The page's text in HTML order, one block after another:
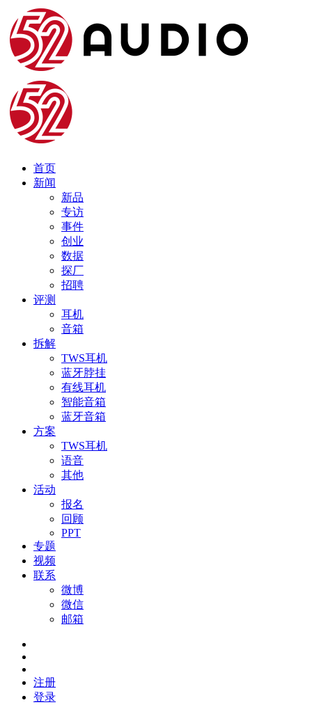
首页
新闻
新品
专访
事件
创业
数据
探厂
招聘
评测
耳机
音箱
拆解
TWS耳机
蓝牙脖挂
有线耳机
智能音箱
蓝牙音箱
方案
TWS耳机
语音
其他
活动
报名
回顾
PPT
专题
视频
联系
微博
微信
邮箱
注册
登录